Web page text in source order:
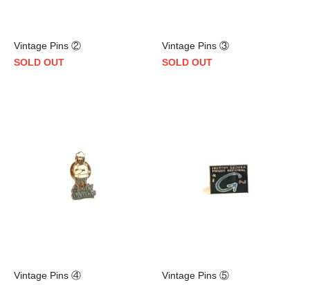
Vintage Pins ②
SOLD OUT
Vintage Pins ③
SOLD OUT
Vintage Pins ④
Vintage Pins ⑤